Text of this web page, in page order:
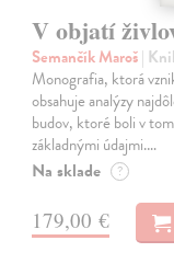
V objatí
Semančík Maroš|
Monografia, ktorá
obsahuje analýzy
budov, ktoré boli v
základnými údajmi.…
Na sklade ?
179,00 €